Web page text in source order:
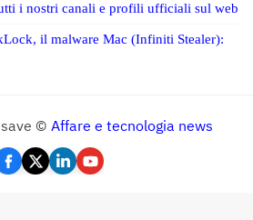
i nostri canali e profili ufficiali sul web
il malware Mac (Infiniti Stealer):
© Affare e tecnologia news